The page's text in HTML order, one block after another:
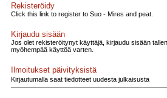
Rekisteröidy
Click this link to register to Suo - Mires and peat.
Kirjaudu sisään
Jos olet rekisteröitynyt käyttäjä, kirjaudu sisään
myöhempää käyttöä varten.
Ilmoitukset päivityksistä
Kirjautumalla saat tiedotteet uudesta julkaisusta